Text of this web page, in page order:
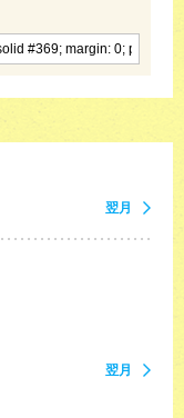
翌月
翌月